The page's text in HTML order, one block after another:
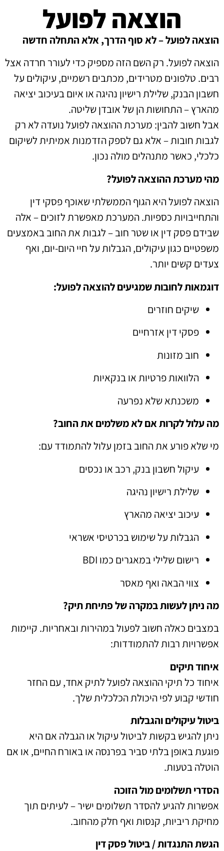
הוצאה לפועל
הוצאה לפועל – לא סוף הדרך, אלא התחלה חדשה
הוצאה לפועל. רק השם הזה מספיק כדי לעורר חרדה אצל
רבים. טלפונים מטרידים, מכתבים רשמיים, עיקולים על
חשבון הבנק, שלילת רישיון נהיגה או איום בעיכוב יציאה
מהארץ – התחושות הן של אובדן שליטה.
אבל חשוב להבין: מערכת ההוצאה לפועל נועדה לא רק
לגבות חובות – אלא גם לספק הזדמנות אמיתית לשיקום
כלכלי, כאשר מתנהלים מולה נכון.
מהי מערכת ההוצאה לפועל?
הוצאה לפועל היא הגוף הממשלתי שאוכף פסקי דין
והתחייבויות כספיות. המערכת מאפשרת לזוכים – אלה
שבידם פסק דין או שטר חוב – לגבות את החוב באמצעים
משפטיים כגון עיקולים, הגבלות על חיי היום-יום, ואף
צעדים קשים יותר.
דוגמאות לחובות שמגיעים להוצאה לפועל:
שיקים חוזרים
פסקי דין אזרחיים
חוב מזונות
הלוואות פרטיות או בנקאיות
משכנתא שלא נפרעה
מה עלול לקרות אם לא משלמים את החוב?
מי שלא פורע את החוב בזמן עלול להתמודד עם:
עיקול חשבון בנק, רכב או נכסים
שלילת רישיון נהיגה
עיכוב יציאה מהארץ
הגבלות על שימוש בכרטיסי אשראי
רישום שלילי במאגרים כמו BDI
צווי הבאה ואף מאסר
מה ניתן לעשות במקרה של פתיחת תיק?
במצבים כאלה חשוב לפעול במהירות ובאחריות. קיימות
אפשרויות רבות להתמודדות:
איחוד תיקים
איחוד כל תיקי ההוצאה לפועל לתיק אחד, עם החזר
חודשי קבוע לפי היכולת הכלכלית שלך.
ביטול עיקולים והגבלות
ניתן להגיש בקשות לביטול עיקול או הגבלה אם היא
פוגעת באופן בלתי סביר בפרנסה או באורח החיים, או אם
הוטלה בטעות.
הסדרי תשלומים מול הזוכה
אפשרות להגיע להסדר תשלומים ישיר – לעיתים תוך
מחיקת ריביות, קנסות ואף חלק מהחוב.
הגשת התנגדות / ביטול פסק דין